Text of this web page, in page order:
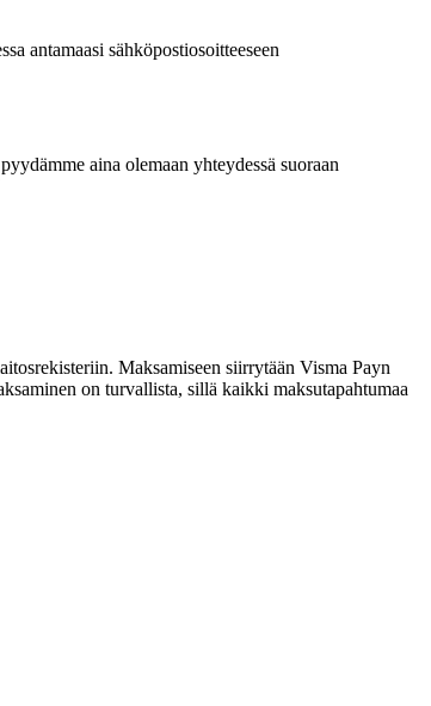
antamaasi sähköpostiosoitteeseen
aina olemaan yhteydessä suoraan
Maksamiseen siirrytään Visma Payn
on turvallista, sillä kaikki maksutapahtumaa